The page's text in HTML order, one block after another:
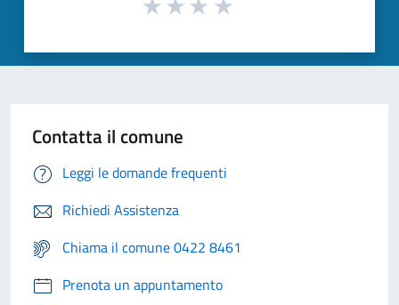
Contatta il comune
Leggi le domande frequenti
Richiedi Assistenza
Chiama il comune 0422 8461
Prenota un appuntamento